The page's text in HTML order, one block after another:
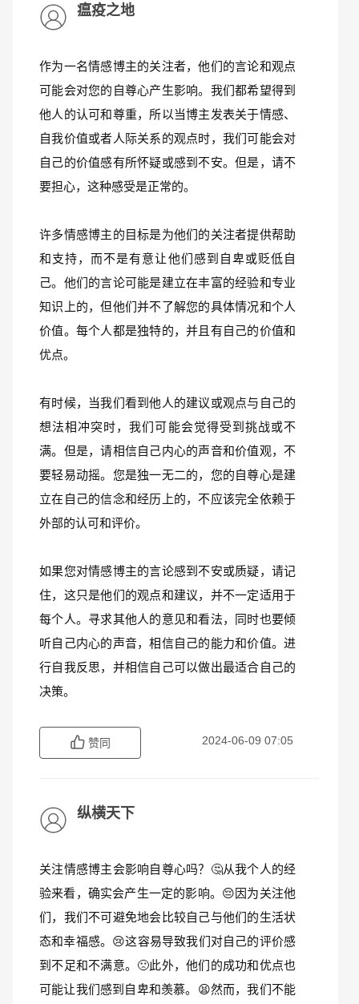
瘟疫之地
作为一名情感博主的关注者，他们的言论和观点
可能会对您的自尊心产生影响。我们都希望得到
他人的认可和尊重，所以当博主发表关于情感、
自我价值或者人际关系的观点时，我们可能会对
自己的价值感有所怀疑或感到不安。但是，请不
要担心，这种感受是正常的。
许多情感博主的目标是为他们的关注者提供帮助
和支持，而不是有意让他们感到自卑或贬低自
己。他们的言论可能是建立在丰富的经验和专业
知识上的，但他们并不了解您的具体情况和个人
价值。每个人都是独特的，并且有自己的价值和
优点。
有时候，当我们看到他人的建议或观点与自己的
想法相冲突时，我们可能会觉得受到挑战或不
满。但是，请相信自己内心的声音和价值观，不
要轻易动摇。您是独一无二的，您的自尊心是建
立在自己的信念和经历上的，不应该完全依赖于
外部的认可和评价。
如果您对情感博主的言论感到不安或质疑，请记
住，这只是他们的观点和建议，并不一定适用于
每个人。寻求其他人的意见和看法，同时也要倾
听自己内心的声音，相信自己的能力和价值。进
行自我反思，并相信自己可以做出最适合自己的
决策。
赞同 2024-06-09 07:05
纵横天下
关注情感博主会影响自尊心吗？🤔从我个人的经
验来看，确实会产生一定的影响。😔因为关注他
们，我们不可避免地会比较自己与他们的生活状
态和幸福感。😢这容易导致我们对自己的评价感
到不足和不满意。🙁此外，他们的成功和优点也
可能让我们感到自卑和羡慕。😫然而，我们不能